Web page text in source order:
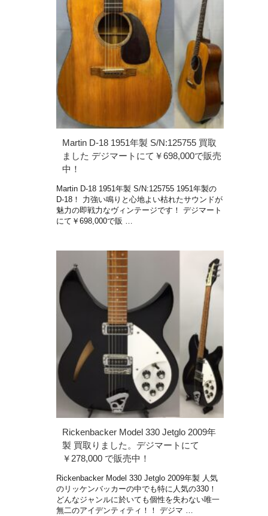
Martin D-18 1951年製 S/N:125755 買取
ました デジマートにて￥698,000で販売
中！
Martin D-18 1951年製 S/N:125755 1951年製の
D-18！ 力強い鳴りと心地よい枯れたサウンドが
魅力の即戦力なヴィンテージです！ デジマート
にて￥698,000で販 …
Rickenbacker Model 330 Jetglo 2009年
製 買取りました。デジマートにて
￥278,000 で販売中！
Rickenbacker Model 330 Jetglo 2009年製 人気
のリッケンバッカーの中でも特に人気の330！
どんなジャンルに於いても個性を失わない唯一
無二のアイデンティティ！！ デジマ …